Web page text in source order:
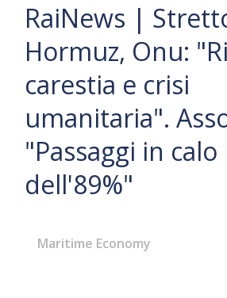
RaiNews |
Hormuz, Onu:
carestia e crisi
umanitaria".
"Passaggi in calo
dell'89%"
Maritime Economy